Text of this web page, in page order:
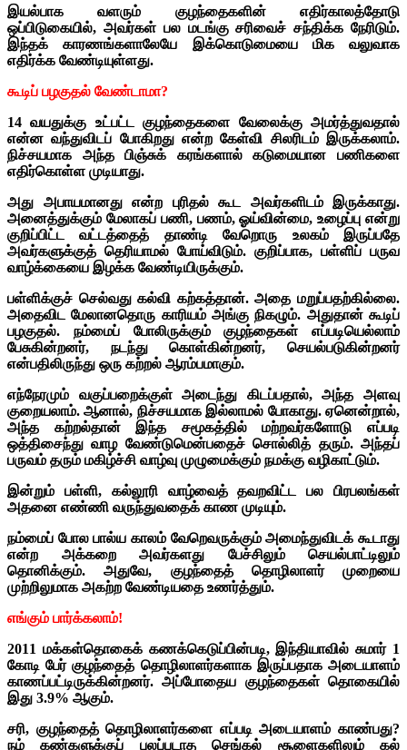
இயல்பாக வளரும் குழந்தைகளின் எதிர்காலத்தோடு
ஒப்பிடுகையில், அவர்கள் பல மடங்கு சரிவைச் சந்திக்க நேரிடும்.
இந்தக் காரணங்களாலேயே இக்கொடுமையை மிக வலுவாக
எதிர்க்க வேண்டியுள்ளது.
கூடிப் பழகுதல் வேண்டாமா?
14 வயதுக்கு உட்பட்ட குழந்தைகளை வேலைக்கு அமர்த்துவதால்
என்ன வந்துவிடப் போகிறது என்ற கேள்வி சிலரிடம் இருக்கலாம்.
நிச்சயமாக அந்த பிஞ்சுக் கரங்களால் கடுமையான பணிகளை
எதிர்கொள்ள முடியாது.
அது அபாயமானது என்ற புரிதல் கூட அவர்களிடம் இருக்காது.
அனைத்துக்கும் மேலாகப் பணி, பணம், ஓய்வின்மை, உழைப்பு என்று
குறிப்பிட்ட வட்டத்தைத் தாண்டி வேறொரு உலகம் இருப்பதே
அவர்களுக்குத் தெரியாமல் போய்விடும். குறிப்பாக, பள்ளிப் பருவ
வாழ்க்கையை இழக்க வேண்டியிருக்கும்.
பள்ளிக்குச் செல்வது கல்வி கற்கத்தான். அதை மறுப்பதற்கில்லை.
அதைவிட மேலானதொரு காரியம் அங்கு நிகழும். அதுதான் கூடிப்
பழகுதல். நம்மைப் போலிருக்கும் குழந்தைகள் எப்படியெல்லாம்
பேசுகின்றனர், நடந்து கொள்கின்றனர், செயல்படுகின்றனர்
என்பதிலிருந்து ஒரு கற்றல் ஆரம்பமாகும்.
எந்நேரமும் வகுப்பறைக்குள் அடைந்து கிடப்பதால், அந்த அளவு
குறையலாம். ஆனால், நிச்சயமாக இல்லாமல் போகாது. ஏனென்றால்,
அந்த கற்றல்தான் இந்த சமூகத்தில் மற்றவர்களோடு எப்படி
ஒத்திசைந்து வாழ வேண்டுமென்பதைச் சொல்லித் தரும். அந்தப்
பருவம் தரும் மகிழ்ச்சி வாழ்வு முழுமைக்கும் நமக்கு வழிகாட்டும்.
இன்றும் பள்ளி, கல்லூரி வாழ்வைத் தவறவிட்ட பல பிரபலங்கள்
அதனை எண்ணி வருந்துவதைக் காண முடியும்.
நம்மைப் போல பால்ய காலம் வேறெவருக்கும் அமைந்துவிடக் கூடாது
என்ற அக்கறை அவர்களது பேச்சிலும் செயல்பாட்டிலும்
தொனிக்கும். அதுவே, குழந்தைத் தொழிலாளர் முறையை
முற்றிலுமாக அகற்ற வேண்டியதை உணர்த்தும்.
எங்கும் பார்க்கலாம்!
2011 மக்கள்தொகைக் கணக்கெடுப்பின்படி, இந்தியாவில் சுமார் 1
கோடி பேர் குழந்தைத் தொழிலாளர்களாக இருப்பதாக அடையாளம்
காணப்பட்டிருக்கின்றனர். அப்போதைய குழந்தைகள் தொகையில்
இது 3.9% ஆகும்.
சரி, குழந்தைத் தொழிலாளர்களை எப்படி அடையாளம் காண்பது?
நம் கண்களுக்குப் புலப்படாத செங்கல் சூளைகளிலும் கல்